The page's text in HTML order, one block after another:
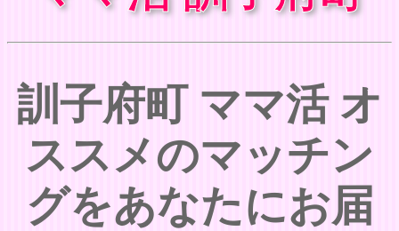
訓子府町 ママ活 オ
ススメのマッチン
グをあなたにお届